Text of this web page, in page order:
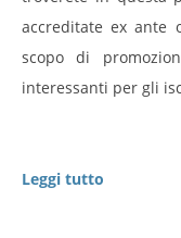
accreditate ex ante
scopo di
interessanti per gli
Leggi tutto